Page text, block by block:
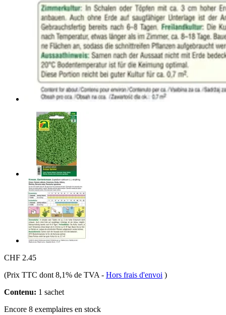
CHF 2.45
(Prix TTC dont 8,1% de TVA - Hors frais d'envoi )
Contenu: 1 sachet
Encore 8 exemplaires en stock